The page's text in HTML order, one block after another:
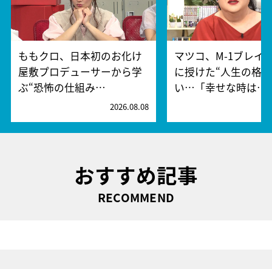
ももクロ、日本初のお化け
屋敷プロデューサーから学
ぶ“恐怖の仕組み…
2026.08.08
マツコ、M-1ブレイ
に授けた“人生の格
い…「幸せな時は…
おすすめ記事
RECOMMEND